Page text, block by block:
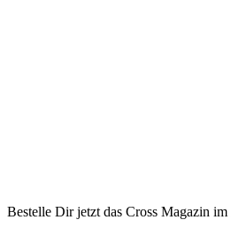
Bestelle Dir jetzt das Cross Magazin im